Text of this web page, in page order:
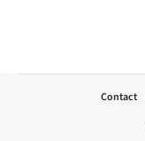
Contact